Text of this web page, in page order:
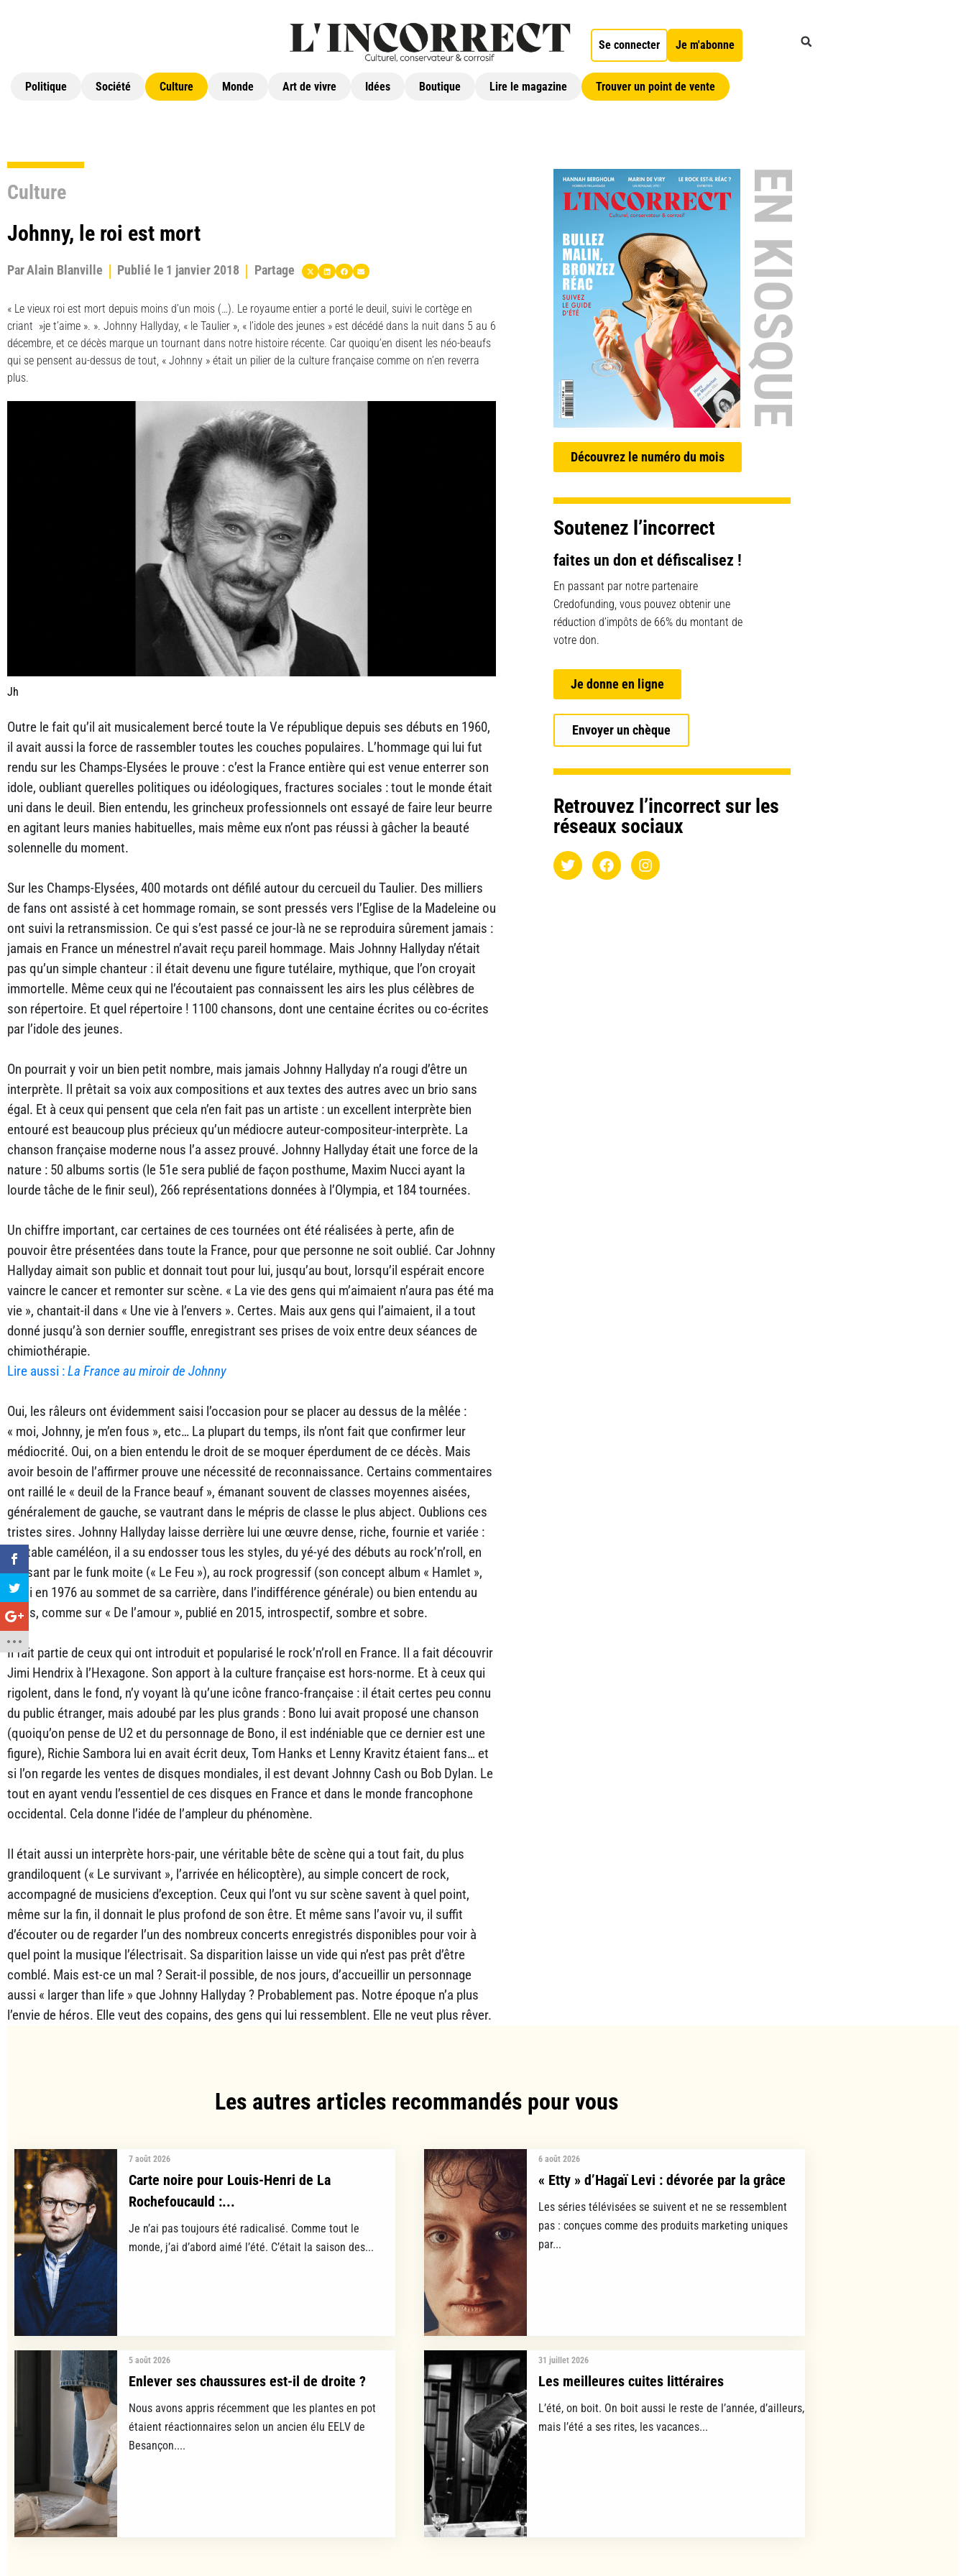
Se connecter Je m'abonne
Politique Société Culture Monde Art de vivre Idées Boutique Lire le magazine Trouver un point de vente
Culture
Johnny, le roi est mort
ParAlain Blanville Publié le 1 janvier 2018 Partage
« Le vieux roi est mort depuis moins d’un mois (…). Le royaume entier a porté le deuil, suivi le cortège en
criant »je t’aime ». ». Johnny Hallyday, « le Taulier », « l’idole des jeunes » est décédé dans la nuit dans 5 au 6
décembre, et ce décès marque un tournant dans notre histoire récente. Car quoiqu’en disent les néo-beaufs
qui se pensent au-dessus de tout, « Johnny » était un pilier de la culture française comme on n’en reverra
plus.
Jh
Outre le fait qu’il ait musicalement bercé toute la Ve république depuis ses débuts en 1960,
il avait aussi la force de rassembler toutes les couches populaires. L’hommage qui lui fut
rendu sur les Champs-Elysées le prouve : c’est la France entière qui est venue enterrer son
idole, oubliant querelles politiques ou idéologiques, fractures sociales : tout le monde était
uni dans le deuil. Bien entendu, les grincheux professionnels ont essayé de faire leur beurre
en agitant leurs manies habituelles, mais même eux n’ont pas réussi à gâcher la beauté
solennelle du moment.
Sur les Champs-Elysées, 400 motards ont défilé autour du cercueil du Taulier. Des milliers
de fans ont assisté à cet hommage romain, se sont pressés vers l’Eglise de la Madeleine ou
ont suivi la retransmission. Ce qui s’est passé ce jour-là ne se reproduira sûrement jamais :
jamais en France un ménestrel n’avait reçu pareil hommage. Mais Johnny Hallyday n’était
pas qu’un simple chanteur : il était devenu une figure tutélaire, mythique, que l’on croyait
immortelle. Même ceux qui ne l’écoutaient pas connaissent les airs les plus célèbres de
son répertoire. Et quel répertoire ! 1100 chansons, dont une centaine écrites ou co-écrites
par l’idole des jeunes.
On pourrait y voir un bien petit nombre, mais jamais Johnny Hallyday n’a rougi d’être un
interprète. Il prêtait sa voix aux compositions et aux textes des autres avec un brio sans
égal. Et à ceux qui pensent que cela n’en fait pas un artiste : un excellent interprète bien
entouré est beaucoup plus précieux qu’un médiocre auteur-compositeur-interprète. La
chanson française moderne nous l’a assez prouvé. Johnny Hallyday était une force de la
nature : 50 albums sortis (le 51e sera publié de façon posthume, Maxim Nucci ayant la
lourde tâche de le finir seul), 266 représentations données à l’Olympia, et 184 tournées.
Un chiffre important, car certaines de ces tournées ont été réalisées à perte, afin de
pouvoir être présentées dans toute la France, pour que personne ne soit oublié. Car Johnny
Hallyday aimait son public et donnait tout pour lui, jusqu’au bout, lorsqu’il espérait encore
vaincre le cancer et remonter sur scène. « La vie des gens qui m’aimaient n’aura pas été ma
vie », chantait-il dans « Une vie à l’envers ». Certes. Mais aux gens qui l’aimaient, il a tout
donné jusqu’à son dernier souffle, enregistrant ses prises de voix entre deux séances de
chimiothérapie.
Lire aussi :La France au miroir de Johnny
Oui, les râleurs ont évidemment saisi l’occasion pour se placer au dessus de la mêlée :
« moi, Johnny, je m’en fous », etc… La plupart du temps, ils n’ont fait que confirmer leur
médiocrité. Oui, on a bien entendu le droit de se moquer éperdument de ce décès. Mais
avoir besoin de l’affirmer prouve une nécessité de reconnaissance. Certains commentaires
ont raillé le « deuil de la France beauf », émanant souvent de classes moyennes aisées,
généralement de gauche, se vautrant dans le mépris de classe le plus abject. Oublions ces
tristes sires. Johnny Hallyday laisse derrière lui une œuvre dense, riche, fournie et variée :
véritable caméléon, il a su endosser tous les styles, du yé-yé des débuts au rock’n’roll, en
passant par le funk moite (« Le Feu »), au rock progressif (son concept album « Hamlet »,
sorti en 1976 au sommet de sa carrière, dans l’indifférence générale) ou bien entendu au
blues, comme sur « De l’amour », publié en 2015, introspectif, sombre et sobre.
Il fait partie de ceux qui ont introduit et popularisé le rock’n’roll en France. Il a fait découvrir
Jimi Hendrix à l’Hexagone. Son apport à la culture française est hors-norme. Et à ceux qui
rigolent, dans le fond, n’y voyant là qu’une icône franco-française : il était certes peu connu
du public étranger, mais adoubé par les plus grands : Bono lui avait proposé une chanson
(quoiqu’on pense de U2 et du personnage de Bono, il est indéniable que ce dernier est une
figure), Richie Sambora lui en avait écrit deux, Tom Hanks et Lenny Kravitz étaient fans… et
si l’on regarde les ventes de disques mondiales, il est devant Johnny Cash ou Bob Dylan. Le
tout en ayant vendu l’essentiel de ces disques en France et dans le monde francophone
occidental. Cela donne l’idée de l’ampleur du phénomène.
Il était aussi un interprète hors-pair, une véritable bête de scène qui a tout fait, du plus
grandiloquent (« Le survivant », l’arrivée en hélicoptère), au simple concert de rock,
accompagné de musiciens d’exception. Ceux qui l’ont vu sur scène savent à quel point,
même sur la fin, il donnait le plus profond de son être. Et même sans l’avoir vu, il suffit
d’écouter ou de regarder l’un des nombreux concerts enregistrés disponibles pour voir à
quel point la musique l’électrisait. Sa disparition laisse un vide qui n’est pas prêt d’être
comblé. Mais est-ce un mal ? Serait-il possible, de nos jours, d’accueillir un personnage
aussi « larger than life » que Johnny Hallyday ? Probablement pas. Notre époque n’a plus
l’envie de héros. Elle veut des copains, des gens qui lui ressemblent. Elle ne veut plus rêver.
EN KIOSQUE
Découvrez le numéro du mois
Soutenez l’incorrect
faites un don et défiscalisez !
En passant par notre partenaire
Credofunding, vous pouvez obtenir une
réduction d’impôts de 66% du montant de
votre don.
Je donne en ligne
Envoyer un chèque
Retrouvez l’incorrect sur les
réseaux sociaux
Les autres articles recommandés pour vous​
7 août 2026
Carte noire pour Louis-Henri de La
Rochefoucauld :...
Je n’ai pas toujours été radicalisé. Comme tout le
monde, j’ai d’abord aimé l’été. C’était la saison des...
6 août 2026
« Etty » d’Hagaï Levi : dévorée par la grâce
Les séries télévisées se suivent et ne se ressemblent
pas : conçues comme des produits marketing uniques
par...
5 août 2026
Enlever ses chaussures est-il de droite ?
Nous avons appris récemment que les plantes en pot
étaient réactionnaires selon un ancien élu EELV de
Besançon....
31 juillet 2026
Les meilleures cuites littéraires
L’été, on boit. On boit aussi le reste de l’année, d’ailleurs,
mais l’été a ses rites, les vacances...